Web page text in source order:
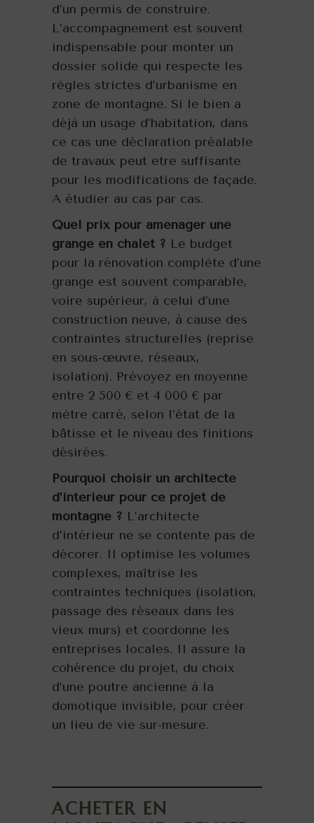
d’un permis de construire.
L’accompagnement est souvent
indispensable pour monter un
dossier solide qui respecte les
règles strictes d’urbanisme en
zone de montagne. Si le bien a
déjà un usage d’habitation, dans
ce cas une déclaration préalable
de travaux peut etre suffisante
pour les modifications de façade.
A étudier au cas par cas.
Quel prix pour aménager une
grange en chalet ? Le budget
pour la rénovation complète d’une
grange est souvent comparable,
voire supérieur, à celui d’une
construction neuve, à cause des
contraintes structurelles (reprise
en sous-œuvre, réseaux,
isolation). Prévoyez en moyenne
entre 2 500 € et 4 000 € par
mètre carré, selon l’état de la
bâtisse et le niveau des finitions
désirées.
Pourquoi choisir un architecte
d’intérieur pour ce projet de
montagne ? L’architecte
d’intérieur ne se contente pas de
décorer. Il optimise les volumes
complexes, maîtrise les
contraintes techniques (isolation,
passage des réseaux dans les
vieux murs) et coordonne les
entreprises locales. Il assure la
cohérence du projet, du choix
d’une poutre ancienne à la
domotique invisible, pour créer
un lieu de vie sur-mesure.
ACHETER EN